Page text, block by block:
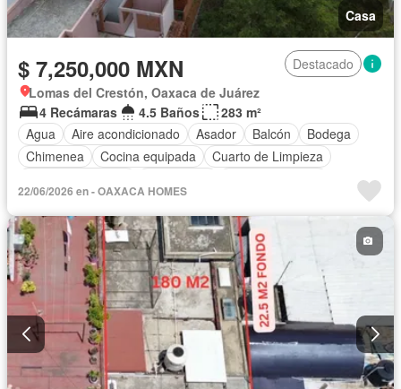
Casa
$ 7,250,000 MXN
Destacado
Lomas del Crestón, Oaxaca de Juárez
4 Recámaras
4.5 Baños
283 m²
Agua
Aire acondicionado Asador Balcón
Bodega
Chimenea
Cocina equipada
Cuarto de Limpieza
Recámara con closet
Terraza
Parcialmente amueblado
22/06/2026 en - OAXACA HOMES